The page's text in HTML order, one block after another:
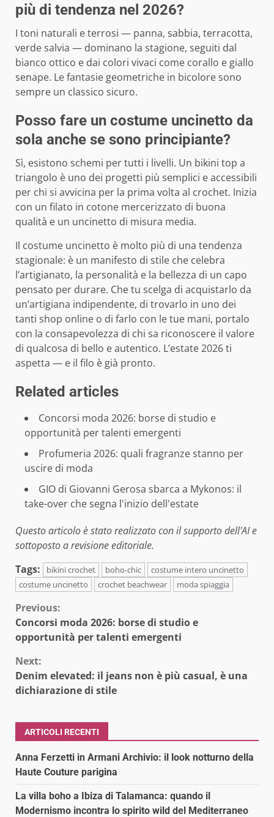
più di tendenza nel 2026?
I toni naturali e terrosi — panna, sabbia, terracotta,
verde salvia — dominano la stagione, seguiti dal
bianco ottico e dai colori vivaci come corallo e giallo
senape. Le fantasie geometriche in bicolore sono
sempre un classico sicuro.
Posso fare un costume uncinetto da
sola anche se sono principiante?
Sì, esistono schemi per tutti i livelli. Un bikini top a
triangolo è uno dei progetti più semplici e accessibili
per chi si avvicina per la prima volta al crochet. Inizia
con un filato in cotone mercerizzato di buona
qualità e un uncinetto di misura media.
Il costume uncinetto è molto più di una tendenza
stagionale: è un manifesto di stile che celebra
l’artigianato, la personalità e la bellezza di un capo
pensato per durare. Che tu scelga di acquistarlo da
un’artigiana indipendente, di trovarlo in uno dei
tanti shop online o di farlo con le tue mani, portalo
con la consapevolezza di chi sa riconoscere il valore
di qualcosa di bello e autentico. L’estate 2026 ti
aspetta — e il filo è già pronto.
Related articles
Concorsi moda 2026: borse di studio e
opportunità per talenti emergenti
Profumeria 2026: quali fragranze stanno per
uscire di moda
GIO di Giovanni Gerosa sbarca a Mykonos: il
take-over che segna l'inizio dell'estate
Questo articolo è stato realizzato con il supporto dell'AI e
sottoposto a revisione editoriale.
Tags:
bikini crochet boho-chic
costume intero uncinetto
costume uncinetto
crochet beachwear moda spiaggia
Continue
Reading
Previous:
Concorsi moda 2026: borse di studio e
opportunità per talenti emergenti
Next:
Denim elevated: il jeans non è più casual, è una
dichiarazione di stile
ARTICOLI RECENTI
Anna Ferzetti in Armani Archivio: il look notturno della
Haute Couture parigina
La villa boho a Ibiza di Talamanca: quando il
Modernismo incontra lo spirito wild del Mediterraneo